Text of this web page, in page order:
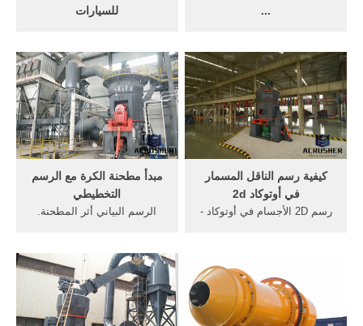
للسيارات
للحصول على أقصى راحة
للرسم ، حدد ملف تخصيص
مساحة عمل الرسم والتعليق
في شريط أدوات الوصول
السريع (الموجود في الزاوية
العلوية اليسرى من الشاشة ...
...
30 دقيقة تعلم اوتوكاد تعليم
اوتوكاد من المبتدئين للإحتراف
دورة تعليمية ...
مبدأ مطحنة الكرة مع الرسم
التخطيطي
الرسم البياني أثر المطحنة.
آلة طحن Home,استشعار
مخطط الرسم البياني من آلة
طحن التلقائي» 80t/h,وسوف
يتم تغذية خام سحق مع حجم
كيفية رسم الناقل المسمار
في أوتوكاد 2d
رسم 2D الأجسام في أوتوكاد -
للحصول على أقصى راحة
للرسم ، حدد ملف تخصيص
مساحة عمل الرسم والتعليق
في شريط أدوات الوصول